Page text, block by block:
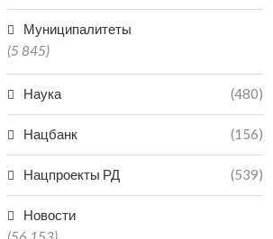
Муниципалитеты
(5 845)
Наука (480)
Нацбанк (156)
Нацпроекты РД (539)
Новости